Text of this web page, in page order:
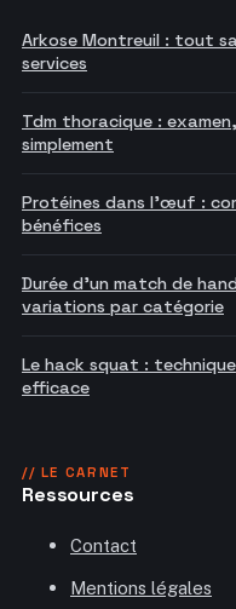
Arkose Montreuil : tout
services
Tdm thoracique :
simplement
Protéines dans l'œuf :
bénéfices
Durée d'un match de
variations par catégorie
Le hack squat :
efficace
// LE CARNET
Ressources
Contact
Mentions légales